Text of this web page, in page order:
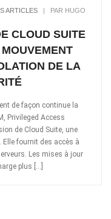
ARTICLES|
PAR HUGO
CLOUD SUITE
DE LA
de façon continue la
Privileged Access
de Cloud Suite, une
Elle fournit des accès à
Les mises à jour
plus […]